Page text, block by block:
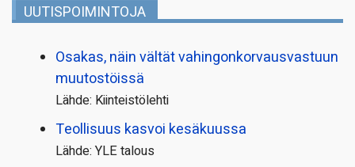
UUTISPOIMINTOJA
Osakas, näin vältät vahingonkorvausvastuun
muutostöissä
Lähde: Kiinteistölehti
Teollisuus kasvoi kesäkuussa
Lähde: YLE talous